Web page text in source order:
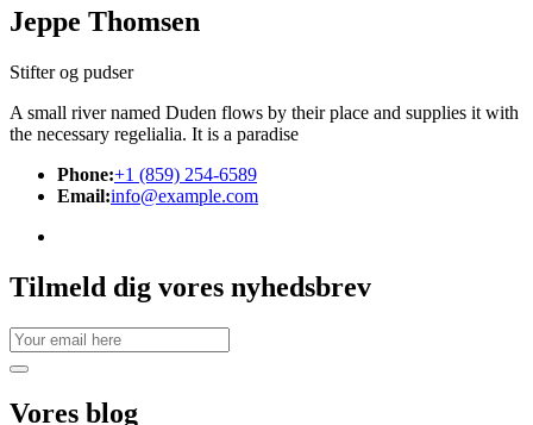
Jeppe Thomsen
Stifter og pudser
A small river named Duden flows by their place and supplies it with
the necessary regelialia. It is a paradise
Phone:+1 (859) 254-6589
Email:info@example.com
Tilmeld dig vores nyhedsbrev
Vores blog